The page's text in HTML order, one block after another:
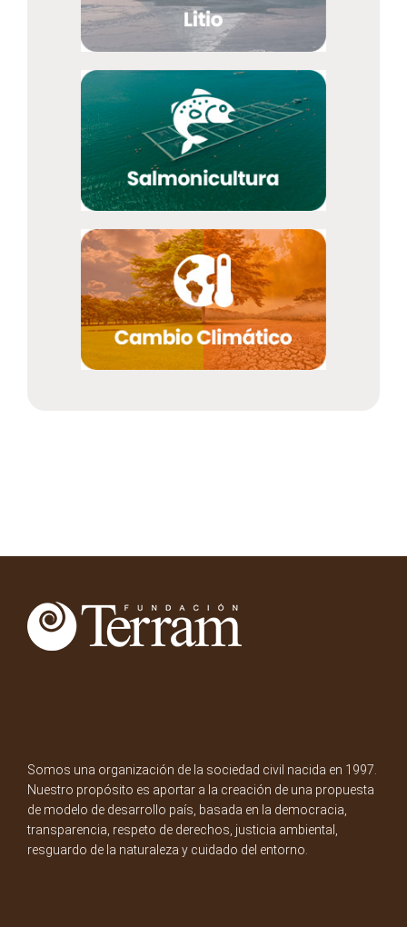
Somos una organización de la sociedad civil nacida en 1997.
Nuestro propósito es aportar a la creación de una propuesta
de modelo de desarrollo país, basada en la democracia,
transparencia, respeto de derechos, justicia ambiental,
resguardo de la naturaleza y cuidado del entorno.